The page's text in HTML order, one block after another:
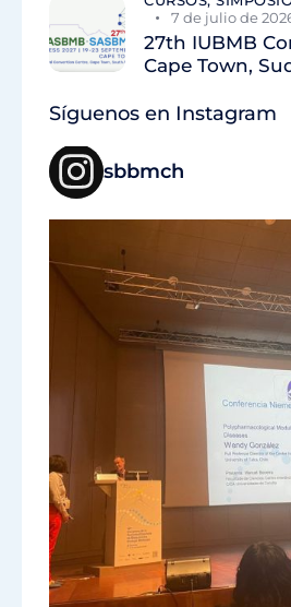
7 de julio de
27th IUBMB
Cape Town,
Síguenos en Instagram
sbbmch